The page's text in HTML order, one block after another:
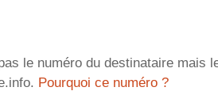
le numéro du destinataire
Pourquoi ce numéro ?